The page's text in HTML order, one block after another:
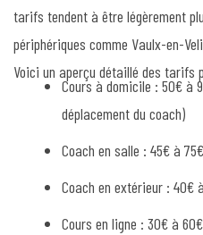
tarifs tendent à être légèrement
périphériques comme Vaulx-en-
Voici un aperçu détaillé des tarifs
Cours à domicile : 50€ à
déplacement du coach)
Coach en salle : 45€ à
Coach en extérieur : 40€
Cours en ligne : 30€ à